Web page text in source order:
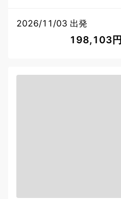
2026/11/03 出発
198,103円